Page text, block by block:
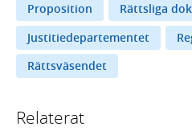
Proposition
Rättsliga
Justitiedepartementet
Rättsväsendet
Relaterat